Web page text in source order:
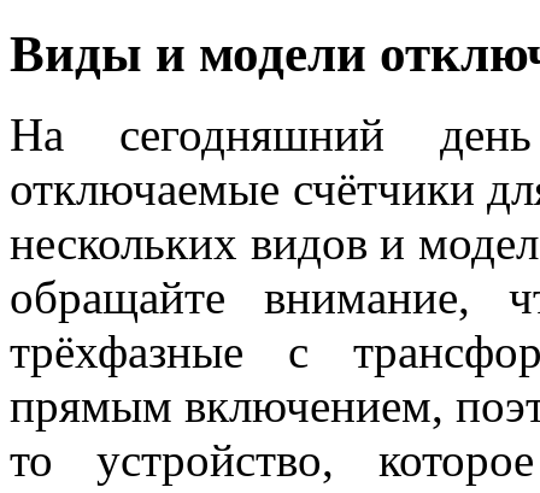
Виды и модели
На сегодняшний день
отключаемые счётчики
нескольких видов и
обращайте внимание,
трёхфазные с
прямым включением,
то устройство,